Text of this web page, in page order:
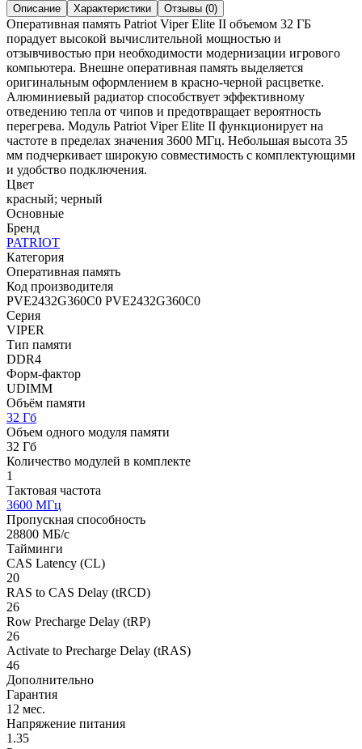
Описание Характеристики Отзывы (0)
Оперативная память Patriot Viper Elite II объемом 32 ГБ
порадует высокой вычислительной мощностью и
отзывчивостью при необходимости модернизации игрового
компьютера. Внешне оперативная память выделяется
оригинальным оформлением в красно-черной расцветке.
Алюминиевый радиатор способствует эффективному
отведению тепла от чипов и предотвращает вероятность
перегрева. Модуль Patriot Viper Elite II функционирует на
частоте в пределах значения 3600 МГц. Небольшая высота 35
мм подчеркивает широкую совместимость с комплектующими
и удобство подключения.
Цвет
красный; черный
Основные
Бренд
PATRIOT
Категория
Оперативная память
Код производителя
PVE2432G360C0 PVE2432G360C0
Серия
VIPER
Тип памяти
DDR4
Форм-фактор
UDIMM
Объём памяти
32 Гб
Объем одного модуля памяти
32 Гб
Количество модулей в комплекте
1
Тактовая частота
3600 МГц
Пропускная способность
28800 МБ/с
Тайминги
CAS Latency (CL)
20
RAS to CAS Delay (tRCD)
26
Row Precharge Delay (tRP)
26
Activate to Precharge Delay (tRAS)
46
Дополнительно
Гарантия
12 мес.
Напряжение питания
1.35